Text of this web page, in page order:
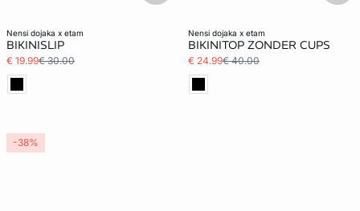
nensi dojaka x etam
BIKINISLIP
€ 19.99€ 30.00
nensi dojaka x etam
BIKINITOP ZONDER CUPS
€ 24.99€ 40.00
-38%